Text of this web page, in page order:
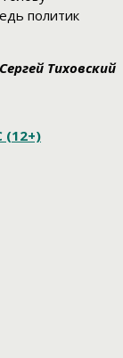
политик
Сергей Тиховский
(12+)